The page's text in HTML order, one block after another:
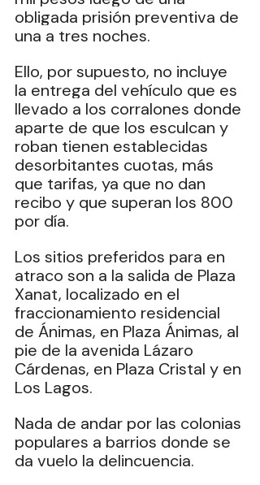
obligada prisión preventiva de
una a tres noches.
Ello, por supuesto, no incluye
la entrega del vehículo que es
llevado a los corralones donde
aparte de que los esculcan y
roban tienen establecidas
desorbitantes cuotas, más
que tarifas, ya que no dan
recibo y que superan los 800
por día.
Los sitios preferidos para en
atraco son a la salida de Plaza
Xanat, localizado en el
fraccionamiento residencial
de Ánimas, en Plaza Ánimas, al
pie de la avenida Lázaro
Cárdenas, en Plaza Cristal y en
Los Lagos.
Nada de andar por las colonias
populares a barrios donde se
da vuelo la delincuencia.